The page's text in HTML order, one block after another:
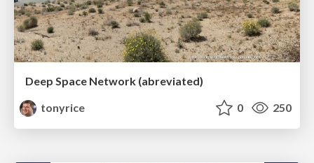
Deep Space Network (abreviated)
tonyrice
0 250